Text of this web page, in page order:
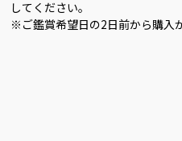
してください。
※ご鑑賞希望日の2日前から購入